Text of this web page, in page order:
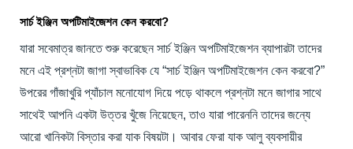
সার্চ ইঞ্জিন অপটিমাইজেশন কেন করবো?
যারা সবেমাত্র জানতে শুরু করেছেন সার্চ ইঞ্জিন অপটিমাইজেশন ব্যাপারটা তাদের
মনে এই প্রশ্নটা জাগা স্বাভাবিক যে “সার্চ ইঞ্জিন অপটিমাইজেশন কেন করবো?”
উপরের গাঁজাখুরি প্যাঁচাল মনোযোগ দিয়ে পড়ে থাকলে প্রশ্নটা মনে জাগার সাথে
সাথেই আপনি একটা উত্তর খুঁজে নিয়েছেন, তাও যারা পারেননি তাদের জন্যে
আরো খানিকটা বিস্তার করা যাক বিষয়টা। আবার ফেরা যাক আলু ব্যবসায়ীর